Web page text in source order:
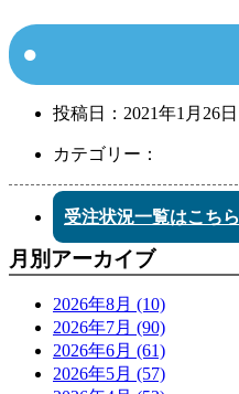
投稿日： 2021年1月26日
カテゴリー：
受注状況一覧はこちら
月別アーカイブ
2026年8月 (10)
2026年7月 (90)
2026年6月 (61)
2026年5月 (57)